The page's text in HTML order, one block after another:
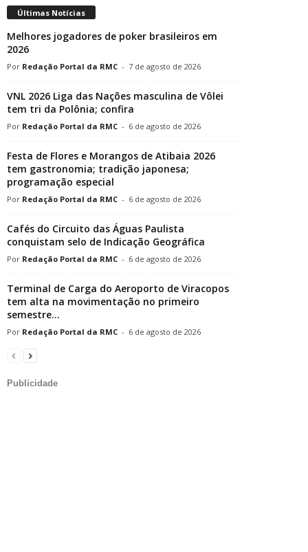
Últimas Notícias
Melhores jogadores de poker brasileiros em
2026
Redação Portal da RMC - 7 de agosto de 2026
VNL 2026 Liga das Nações masculina de Vôlei
tem tri da Polônia; confira
Redação Portal da RMC - 6 de agosto de 2026
Festa de Flores e Morangos de Atibaia 2026
tem gastronomia; tradição japonesa;
programação especial
Redação Portal da RMC - 6 de agosto de 2026
Cafés do Circuito das Águas Paulista
conquistam selo de Indicação Geográfica
Redação Portal da RMC - 6 de agosto de 2026
Terminal de Carga do Aeroporto de Viracopos
tem alta na movimentação no primeiro
semestre...
Redação Portal da RMC - 6 de agosto de 2026
Publicidade